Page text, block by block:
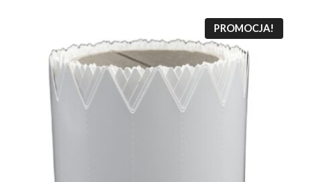
PROMOCJA!